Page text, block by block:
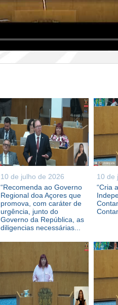
10 de julho de 2026
“Recomenda ao Governo
Regional doa Açores que
promova, com caráter de
urgência, junto do
Governo da República, as
diligencias necessárias...
10 de
“Cria